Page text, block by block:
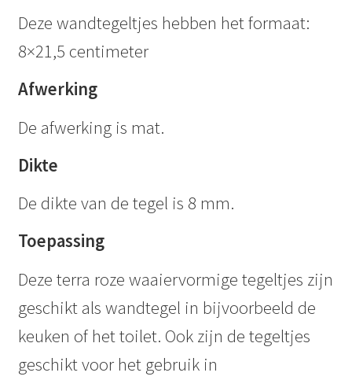
Deze wandtegeltjes hebben het formaat:
8×21,5 centimeter
Afwerking
De afwerking is mat.
Dikte
De dikte van de tegel is 8 mm.
Toepassing
Deze terra roze waaiervormige tegeltjes zijn
geschikt als wandtegel in bijvoorbeeld de
keuken of het toilet. Ook zijn de tegeltjes
geschikt voor het gebruik in